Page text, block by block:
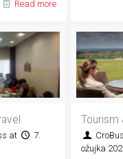
Read more
at
7.
Tourism
ožujka